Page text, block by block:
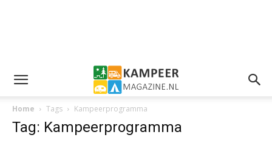
Home Tags Kampeerprogramma
Tag: Kampeerprogramma